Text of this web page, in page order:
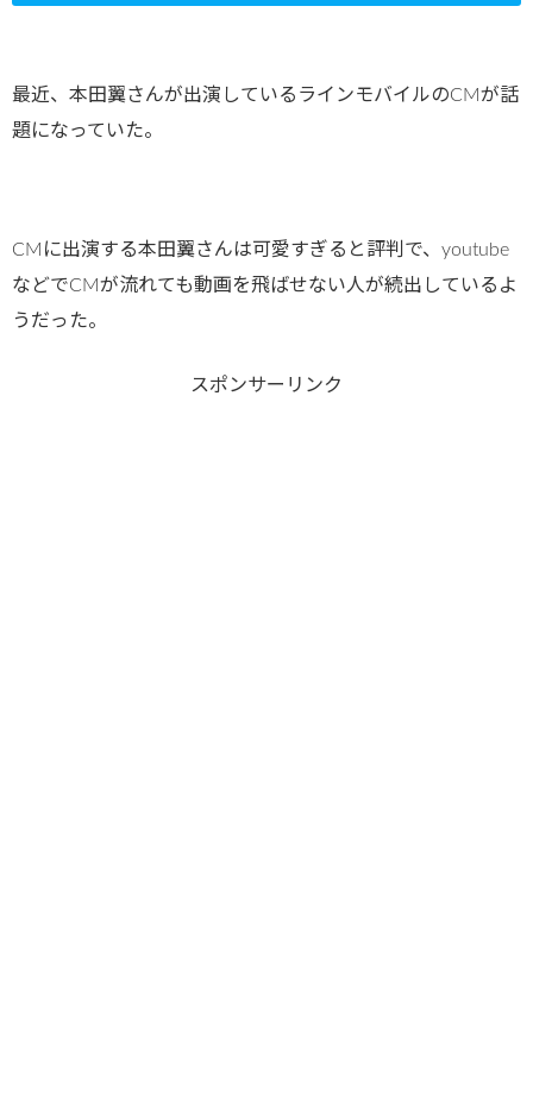
最近、本田翼さんが出演しているラインモバイルのCMが話
題になっていた。
CMに出演する本田翼さんは可愛すぎると評判で、youtube
などでCMが流れても動画を飛ばせない人が続出しているよ
うだった。
スポンサーリンク